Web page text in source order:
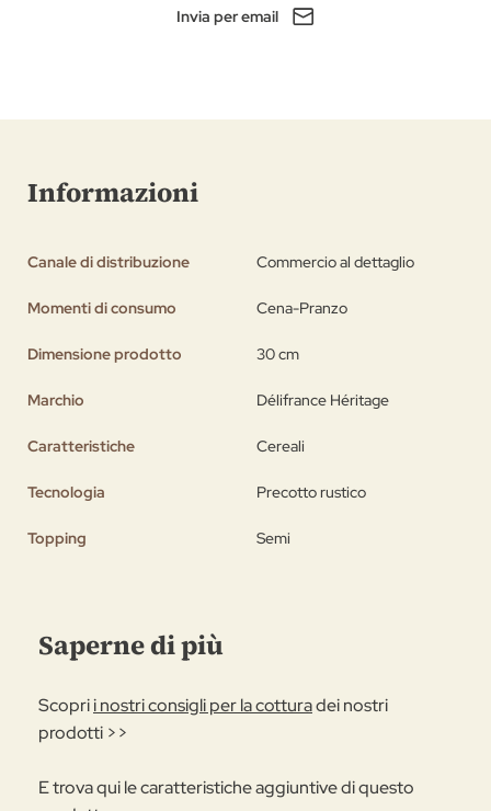
Invia per email
Informazioni
Canale di distribuzione Commercio al dettaglio
Momenti di consumo Cena-Pranzo
Dimensione prodotto 30 cm
Marchio Délifrance Héritage
Caratteristiche Cereali
Tecnologia Precotto rustico
Topping Semi
Saperne di più
Scoprii nostri consigli per la cotturadei nostri
prodotti >>
E trova qui le caratteristiche aggiuntive di questo